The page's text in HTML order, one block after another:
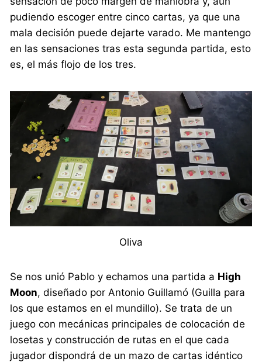
pudiendo escoger entre cinco cartas, ya que una
mala decisión puede dejarte varado. Me mantengo
en las sensaciones tras esta segunda partida, esto
es, el más flojo de los tres.
Oliva
Se nos unió Pablo y echamos una partida a High
Moon, diseñado por Antonio Guillamó (Guilla para
los que estamos en el mundillo). Se trata de un
juego con mecánicas principales de colocación de
losetas y construcción de rutas en el que cada
jugador dispondrá de un mazo de cartas idéntico